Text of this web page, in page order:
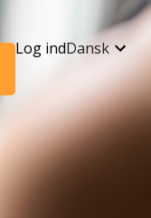
Log indDansk